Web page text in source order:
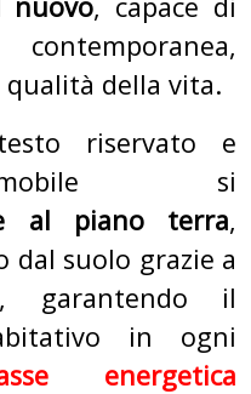
qualità della vita.
riservato e
si
al piano terra,
dal suolo grazie a
garantendo il
in ogni
energetica